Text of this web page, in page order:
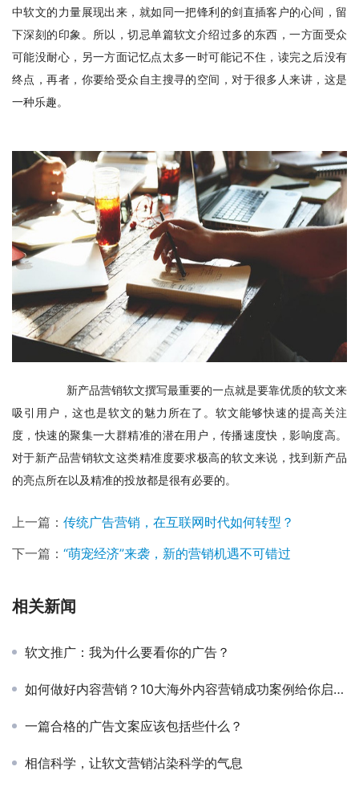
中软文的力量展现出来，就如同一把锋利的剑直插客户的心间，留
下深刻的印象。所以，切忌单篇软文介绍过多的东西，一方面受众
可能没耐心，另一方面记忆点太多一时可能记不住，读完之后没有
终点，再者，你要给受众自主搜寻的空间，对于很多人来讲，这是
一种乐趣。
新产品营销软文撰写最重要的一点就是要靠优质的软文来
吸引用户，这也是软文的魅力所在了。软文能够快速的提高关注
度，快速的聚集一大群精准的潜在用户，传播速度快，影响度高。
对于新产品营销软文这类精准度要求极高的软文来说，找到新产品
的亮点所在以及精准的投放都是很有必要的。
上一篇： 传统广告营销，在互联网时代如何转型？
下一篇： “萌宠经济”来袭，新的营销机遇不可错过
相关新闻
软文推广：我为什么要看你的广告？
如何做好内容营销？10大海外内容营销成功案例给你启示（上篇）
一篇合格的广告文案应该包括些什么？
相信科学，让软文营销沾染科学的气息